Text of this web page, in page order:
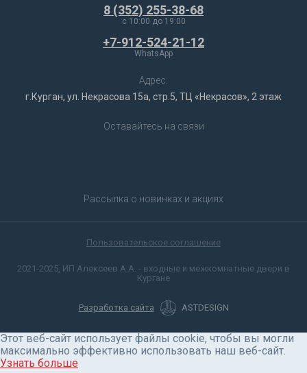
8 (352) 255-38-68
c 10:00 до 19:00
+7-912-524-21-12
WhatsApp
Адрес:
г.Курган, ул. Некрасова 15а, стр.5, ТЦ «Некрасов», 2 этаж
Оставайтесь на связи
Рассылка о новинках и акциях
Пользовательское соглашение
2021-2025, ИП Алексеев А.А. - входные и межкомнатные двери в
Кургане
Разработка сайта ASTDESIGN
Этот веб-сайт использует файлы cookie, чтобы вы могли
максимально эффективно использовать наш веб-сайт.
Узнать больше